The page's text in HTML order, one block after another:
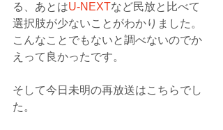
る、あとはU-NEXTなど民放と比べて
選択肢が少ないことがわかりました。
こんなことでもないと調べないのでか
えって良かったです。
そして今日未明の再放送はこちらでし
た。